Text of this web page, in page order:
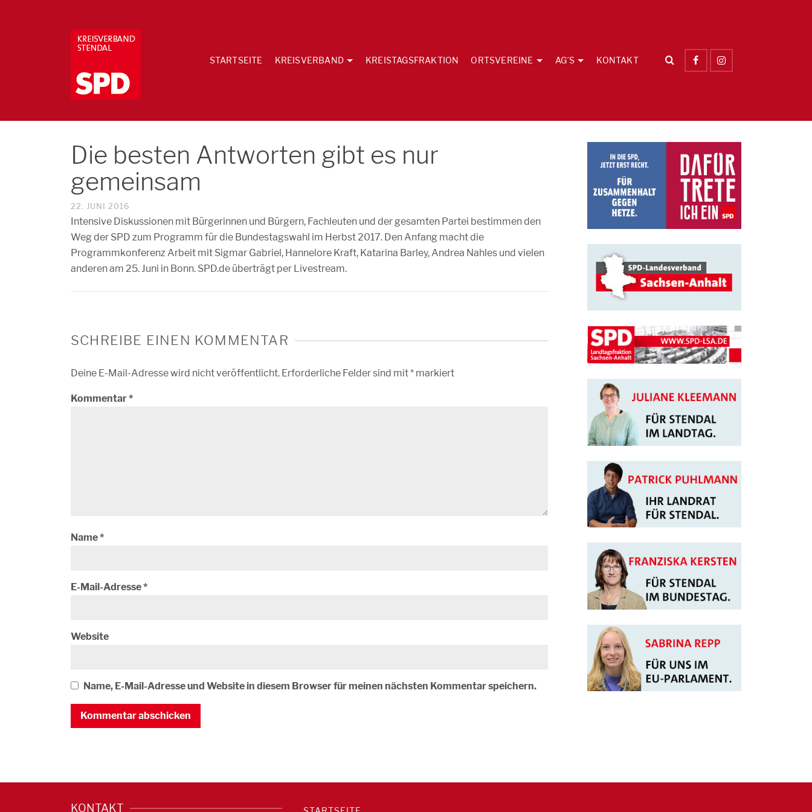
STARTSEITE KREISVERBAND KREISTAGSFRAKTION ORTSVEREINE AG´S KONTAKT
Die besten Antworten gibt es nur
gemeinsam
22. JUNI 2016
Intensive Diskussionen mit Bürgerinnen und Bürgern, Fachleuten und der gesamten Partei bestimmen den
Weg der SPD zum Programm für die Bundestagswahl im Herbst 2017. Den Anfang macht die
Programmkonferenz Arbeit mit Sigmar Gabriel, Hannelore Kraft, Katarina Barley, Andrea Nahles und vielen
anderen am 25. Juni in Bonn. SPD.de überträgt per Livestream.
SCHREIBE EINEN KOMMENTAR
Deine E-Mail-Adresse wird nicht veröffentlicht. Erforderliche Felder sind mit* markiert
Kommentar*
Name*
E-Mail-Adresse*
Website
Name, E-Mail-Adresse und Website in diesem Browser für meinen nächsten Kommentar speichern.
KONTAKT